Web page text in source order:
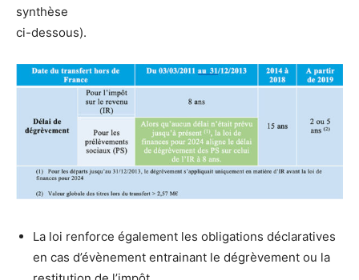
synthèse
ci-dessous).
La loi renforce également les obligations déclaratives
en cas d’évènement entrainant le dégrèvement ou la